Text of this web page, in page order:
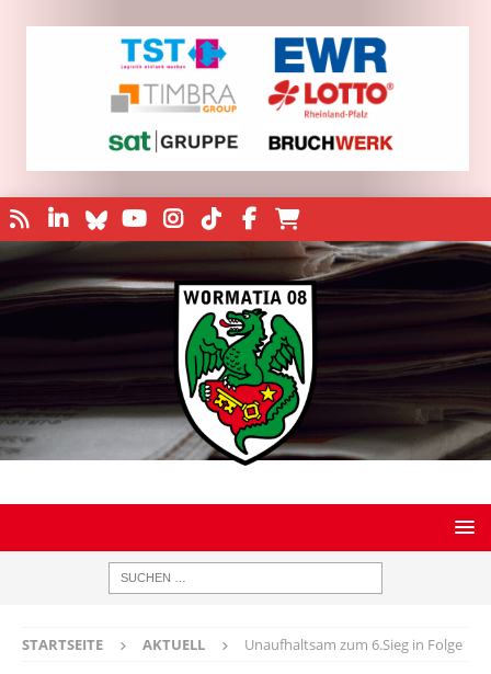
STARTSEITE AKTUELL Unaufhaltsam zum 6.Sieg in Folge